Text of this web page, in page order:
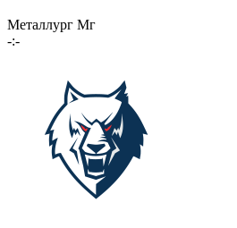
Металлург Мг
-:-